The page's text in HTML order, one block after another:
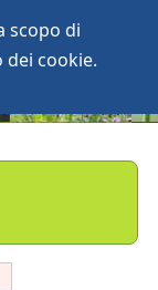
scopo di
cookie.
login